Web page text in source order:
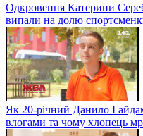
Одкровення Катерини
випали на долю
Як 20-річний Данило
влогами та чому хлопець